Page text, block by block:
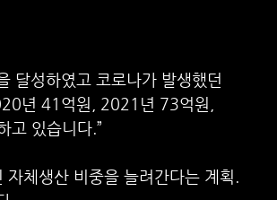
달성하였고 코로나가 발생했던
년 41억원, 2021년 73억원,
고 있습니다.”
체생산 비중을 늘려간다는 계획.